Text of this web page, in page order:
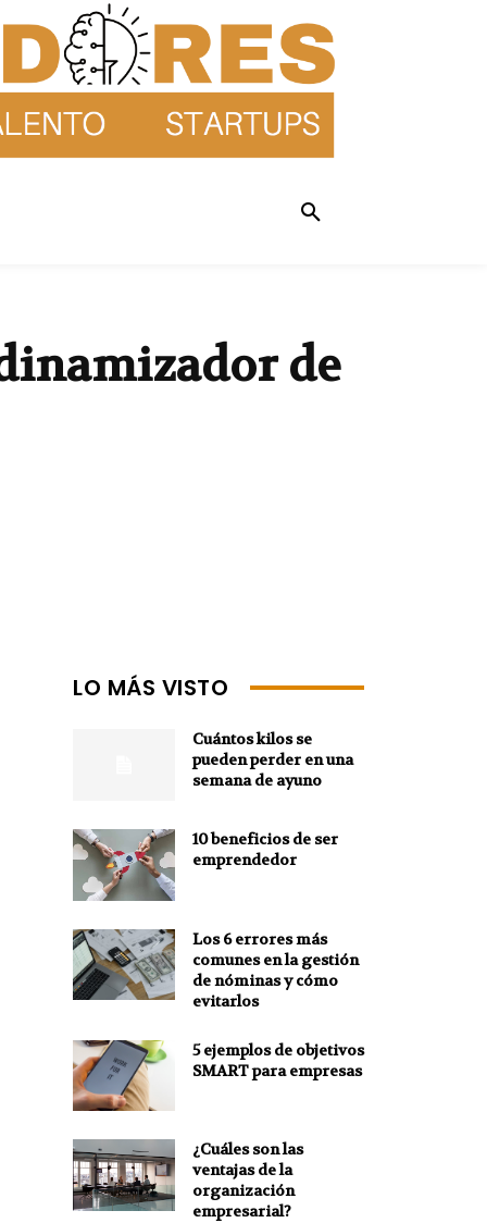
de
LO MÁS VISTO
Cuántos kilos se
pueden perder en una
semana de ayuno
10 beneficios de ser
emprendedor
Los 6 errores más
comunes en la gestión
de nóminas y cómo
evitarlos
5 ejemplos de objetivos
SMART para empresas
¿Cuáles son las
ventajas de la
organización
empresarial?